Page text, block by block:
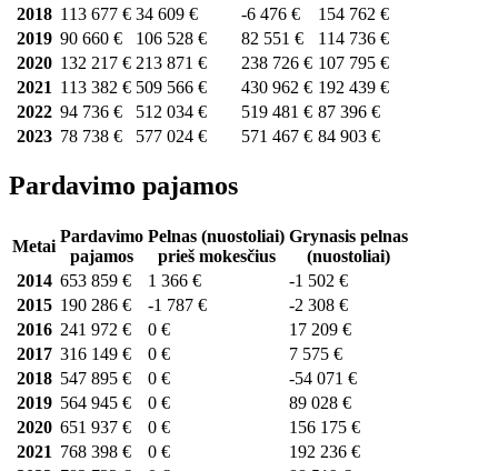
2018 113 677 € 34 609 € -6 476 €
154 762 €
2019 90 660 € 106 528 € 82 551 €
114 736 €
2020 132 217 € 213 871 € 238 726 € 107 795 €
2021 113 382 € 509 566 € 430 962 € 192 439 €
2022 94 736 € 512 034 € 519 481 € 87 396 €
2023 78 738 € 577 024 € 571 467 € 84 903 €
Pardavimo pajamos
Metai
Pardavimo
pajamos
Pelnas (nuostoliai)
prieš mokesčius
Grynasis pelnas
(nuostoliai)
2014 653 859 € 1 366 €
-1 502 €
2015 190 286 € -1 787 €
-2 308 €
2016 241 972 € 0 €
17 209 €
2017 316 149 € 0 €
7 575 €
2018 547 895 € 0 €
-54 071 €
2019 564 945 € 0 €
89 028 €
2020 651 937 € 0 €
156 175 €
2021 768 398 € 0 €
192 236 €